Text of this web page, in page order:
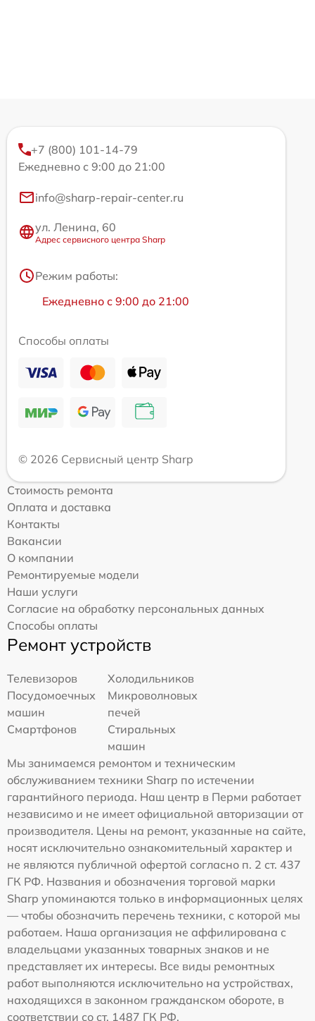
+7 (800) 101-14-79
Ежедневно с 9:00 до 21:00
info@sharp-repair-center.ru
ул. Ленина, 60
Адрес сервисного центра Sharp
Режим работы:
Ежедневно с 9:00 до 21:00
Способы оплаты
© 2026 Сервисный центр Sharp
Стоимость ремонта
Оплата и доставка
Контакты
Вакансии
О компании
Ремонтируемые модели
Наши услуги
Согласие на обработку персональных данных
Способы оплаты
Ремонт устройств
Телевизоров
Холодильников
Посудомоечных
машин
Микроволновых
печей
Смартфонов
Стиральных
машин
Мы занимаемся ремонтом и техническим
обслуживанием техники Sharp по истечении
гарантийного периода. Наш центр в Перми работает
независимо и не имеет официальной авторизации от
производителя. Цены на ремонт, указанные на сайте,
носят исключительно ознакомительный характер и
не являются публичной офертой согласно п. 2 ст. 437
ГК РФ. Названия и обозначения торговой марки
Sharp упоминаются только в информационных целях
— чтобы обозначить перечень техники, с которой мы
работаем. Наша организация не аффилирована с
владельцами указанных товарных знаков и не
представляет их интересы. Все виды ремонтных
работ выполняются исключительно на устройствах,
находящихся в законном гражданском обороте, в
соответствии со ст. 1487 ГК РФ.